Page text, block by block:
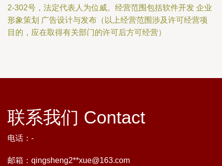
2-302号，法定代表人为位威。经营范围包括软件开发 企业
形象策划 广告设计与发布（以上经营范围涉及许可经营项
目的，应在取得有关部门的许可后方可经营）
联系我们 Contact
电话：-
邮箱：qingsheng2**xue@163.com